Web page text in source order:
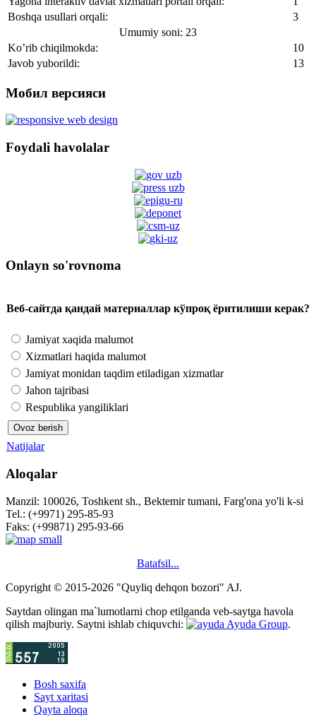
Boshqa usullari orqali:
3
Umumiy soni: 23
Ko’rib chiqilmokda:
10
Javob yuborildi:
13
Мобил версияси
Foydali havolalar
Onlayn so'rovnoma
Веб-сайтда қандай материаллар кўпроқ ёритилиши керак?
Jamiyat xaqida malumot
Xizmatlari haqida malumot
Jamiyat monidan taqdim etiladigan xizmatlar
Jahon tajribasi
Respublika yangiliklari
Natijalar
Aloqalar
Manzil: 100026, Toshkent sh., Bektemir tumani, Farg'ona yo'li k-si
Tel.: (+9971) 295-85-93
Faks: (+99871) 295-93-66
Batafsil...
Copyright © 2015-2026 "Quyliq dehqon bozori" AJ.
Saytdan olingan ma`lumotlarni chop etilganda veb-saytga havola
qilish majburiy. Saytni ishlab chiquvchi:
Ayuda Group.
Bosh saxifa
Sayt xaritasi
Qayta aloqa